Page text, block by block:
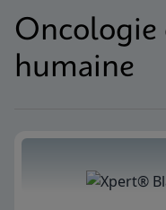
Oncologie
humaine